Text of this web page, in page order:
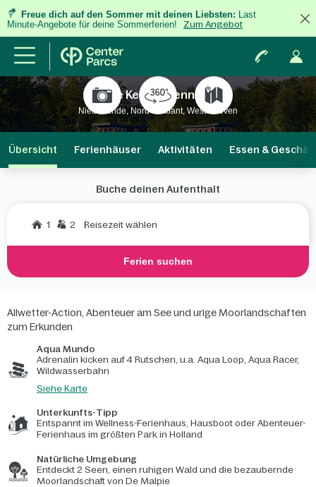
Freue dich auf den Sommer mit deinen Liebsten: Last
Minute-Angebote für deine Sommerferien!
Zum Angebot
De Kempervennen
Niederlande, Nord-Brabant, Westerhoven
Übersicht Ferienhäuser Aktivitäten Essen &
Buche deinen Aufenthalt
1 2 Reisezeit wählen
Ferien suchen
Allwetter-Action, Abenteuer am See und urige Moorlandschaften
zum Erkunden
Aqua Mundo
Adrenalin kicken auf 4 Rutschen, u.a. Aqua Loop, Aqua Racer,
Wildwasserbahn
Siehe Karte
Unterkunfts-Tipp
Entspannt im Wellness-Ferienhaus, Hausboot oder Abenteuer-
Ferienhaus im größten Park in Holland
Natürliche Umgebung
Entdeckt 2 Seen, einen ruhigen Wald und die bezaubernde
Moorlandschaft von De Malpie